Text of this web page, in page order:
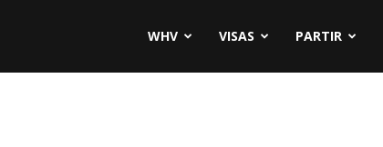
WHV VISAS PARTIR